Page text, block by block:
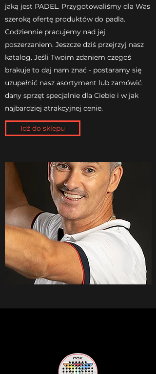
jaką jest PADEL. Przygotowaliśmy dla Was
szeroką ofertę produktów do padla.
Codziennie pracujemy nad jej
poszerzaniem. Jeszcze dziś przejrzyj nasz
katalog. Jeśli Twoim zdaniem czegoś
brakuje to daj nam znać - postaramy się
uzupełnić nasz asortyment lub zamówić
dany sprzęt specjalnie dla Ciebie i w jak
najbardziej atrakcyjnej cenie.
Idź do sklepu